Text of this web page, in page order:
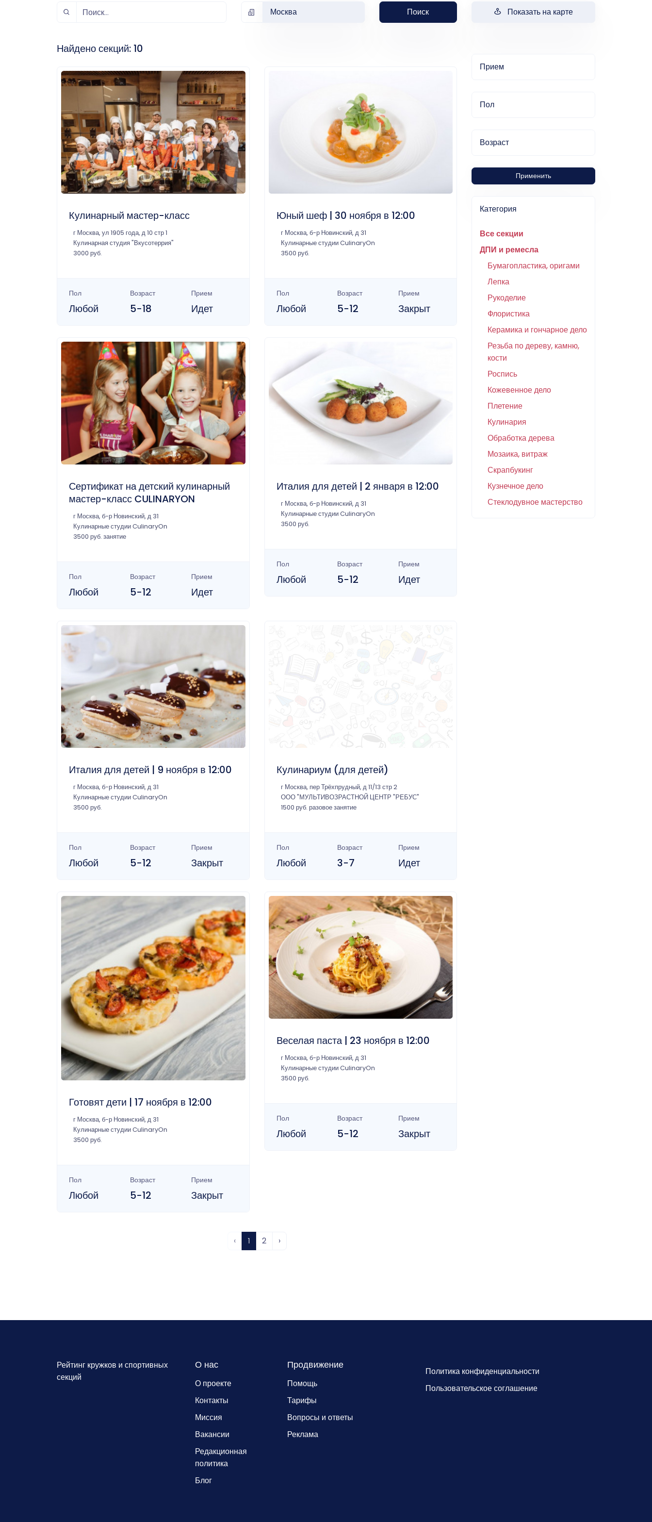
Индивидуально-
Москва Поиск Показать на карте
Прием
Пол
Возраст
Применить
Категория
Все секции
ДПИ и ремесла
Бумагопластика, оригами
Лепка
Рукоделие
Флористика
Керамика и гончарное дело
Резьба по дереву, камню,
кости
Роспись
Кожевенное дело
Плетение
Кулинария
Обработка дерева
Мозаика, витраж
Скрапбукинг
Кузнечное дело
Стеклодувное мастерство
Найдено секций: 10
Кулинарный мастер-класс
г Москва, ул 1905 года, д 10 стр 1
Кулинарная студия "Вкусотеррия"
3000 руб.
Пол
Любой
Возраст
5-18
Прием
Идет
Юный шеф | 30 ноября в 12:00
г Москва, б-р Новинский, д 31
Кулинарные студии CulinaryOn
3500 руб.
Пол
Любой
Возраст
5-12
Прием
Закрыт
Сертификат на детский кулинарный
мастер-класс CULINARYON
г Москва, б-р Новинский, д 31
Кулинарные студии CulinaryOn
3500 руб. занятие
Пол
Любой
Возраст
5-12
Прием
Идет
Италия для детей | 2 января в 12:00
г Москва, б-р Новинский, д 31
Кулинарные студии CulinaryOn
3500 руб.
Пол
Любой
Возраст
5-12
Прием
Идет
Италия для детей | 9 ноября в 12:00
г Москва, б-р Новинский, д 31
Кулинарные студии CulinaryOn
3500 руб.
Пол
Любой
Возраст
5-12
Прием
Закрыт
Кулинариум (для детей)
г Москва, пер Трёхпрудный, д 11/13 стр 2
ООО "МУЛЬТИВОЗРАСТНОЙ ЦЕНТР "РЕБУС"
1500 руб. разовое занятие
Пол
Любой
Возраст
3-7
Прием
Идет
Готовят дети | 17 ноября в 12:00
г Москва, б-р Новинский, д 31
Кулинарные студии CulinaryOn
3500 руб.
Пол
Любой
Возраст
5-12
Прием
Закрыт
Веселая паста | 23 ноября в 12:00
г Москва, б-р Новинский, д 31
Кулинарные студии CulinaryOn
3500 руб.
Пол
Любой
Возраст
5-12
Прием
Закрыт
‹ 1 2 ›
Рейтинг кружков и спортивных
секций
О нас
О проекте
Контакты
Миссия
Вакансии
Редакционная
политика
Блог
Продвижение
Помощь
Тарифы
Вопросы и ответы
Реклама
Политика конфиденциальности
Пользовательское соглашение